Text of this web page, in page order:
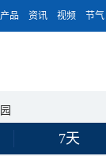
品 资讯 视频 节气
7天